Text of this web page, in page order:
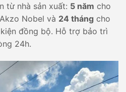
từ nhà sản xuất: 5 năm cho
Nobel và 24 tháng cho
đồng bộ. Hỗ trợ bảo trì
24h.